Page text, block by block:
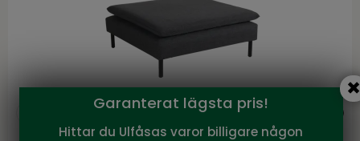
Kampanjer
Garanterat lägsta pris!
Hittar du Ulfåsas varor billigare någon